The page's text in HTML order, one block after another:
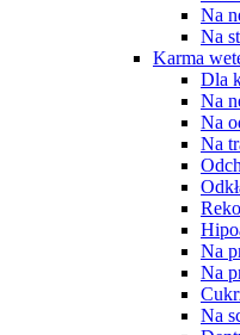
Na
Na
Karma
Dla
Na
Na
Na
Na
Na
Na